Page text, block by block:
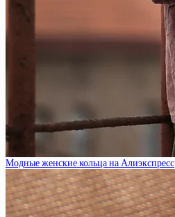
Модные женские кольца на Алиэкспресс